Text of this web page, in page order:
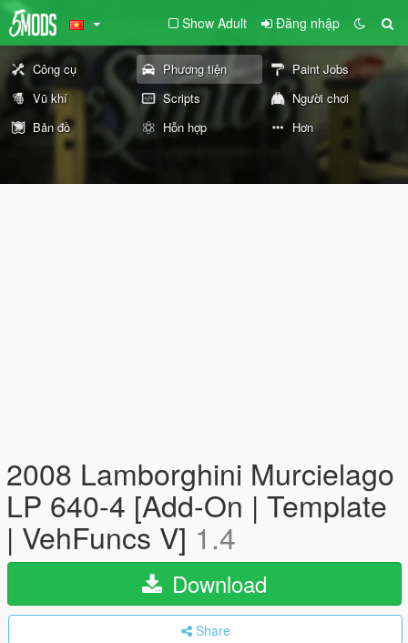
Show Adult Đăng nhập
Công cụ Phương tiện
Paint Jobs
Vũ khí
Scripts
Người chơi
Bản đồ
Hỗn hợp Hơn
2008 Lamborghini Murcielago
LP 640-4 [Add-On | Template
| VehFuncs V] 1.4
Download
Share